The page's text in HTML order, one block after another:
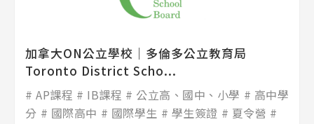
加拿大ON公立學校│多倫多公立教育局
Toronto District Scho...
AP課程 IB課程 公立高、國中、小學
高中學
分
國際高中 國際學生 學生簽證
夏令營